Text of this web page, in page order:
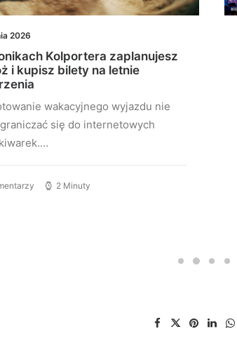
2026
Kolportera zaplanujesz
i kupisz bilety na letnie
wakacyjnego wyjazdu nie
się do internetowych
2 Minuty